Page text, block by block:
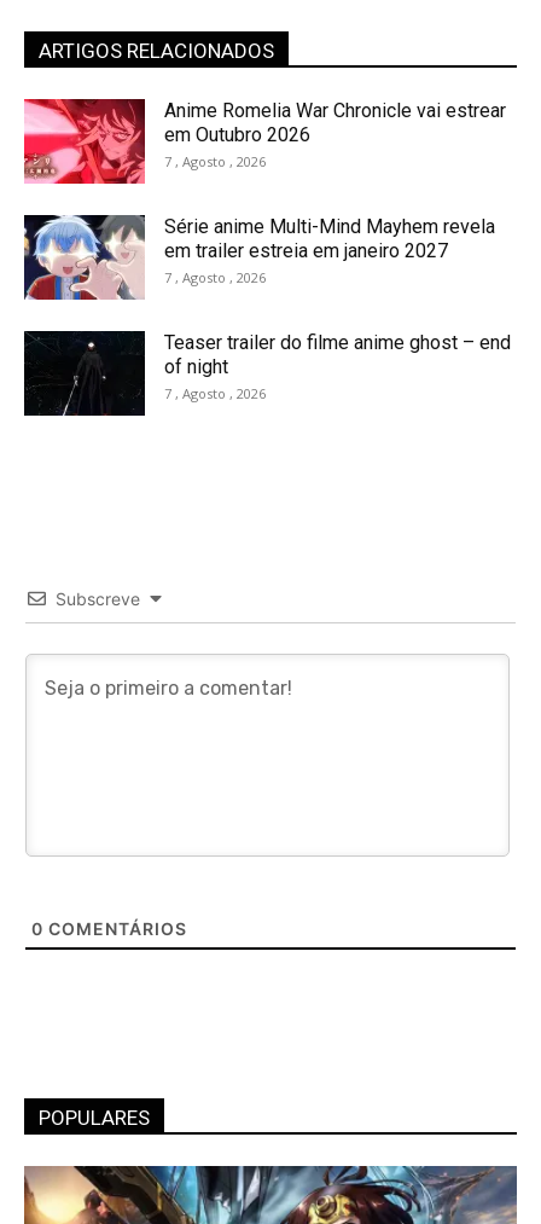
ARTIGOS RELACIONADOS
Anime Romelia War Chronicle vai estrear
em Outubro 2026
7 , Agosto , 2026
Série anime Multi-Mind Mayhem revela
em trailer estreia em janeiro 2027
7 , Agosto , 2026
Teaser trailer do filme anime ghost – end
of night
7 , Agosto , 2026
Subscreve
0 COMENTÁRIOS
POPULARES